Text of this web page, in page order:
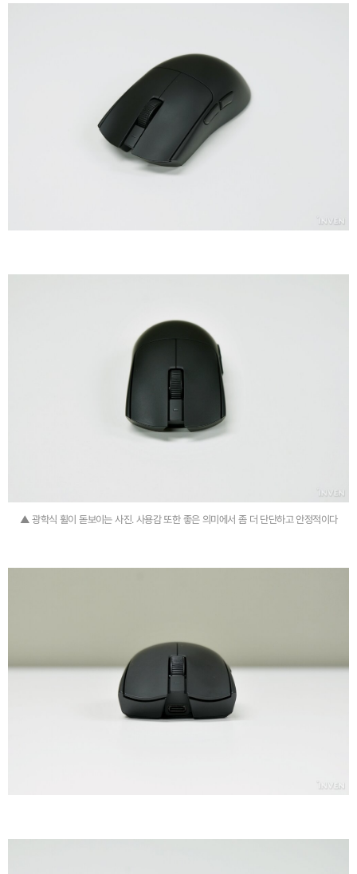
▲ 광학식 휠이 돋보이는 사진. 사용감 또한 좋은 의미에서 좀 더 단단하고 안정적이다